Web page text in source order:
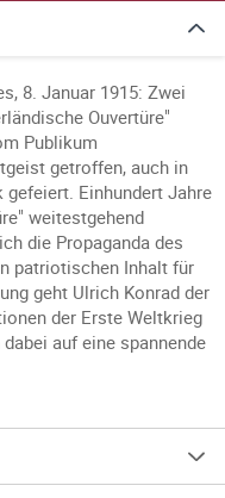
8. Januar 1915: Zwei
Ouvertüre"
Publikum
getroffen, auch in
Einhundert Jahre
weitestgehend
die Propaganda des
patriotischen Inhalt für
geht Ulrich Konrad der
der Erste Weltkrieg
auf eine spannende